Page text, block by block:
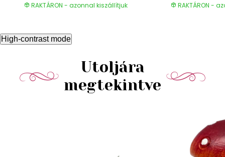
RAKTÁRON - azonnal kiszállítjuk RAKTÁRON -
High-contrast mode
Utoljára
megtekintve